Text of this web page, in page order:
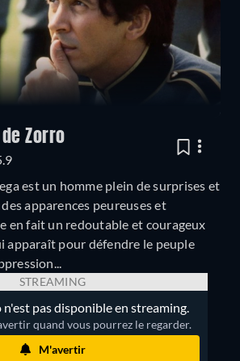
de Zorro
est un homme plein de surprises et
apparences peureuses et
en fait un redoutable et courageux
apparaît pour défendre le peuple
STREAMING
n'est pas disponible en streaming.
quand vous pourrez le regarder.
M'avertir